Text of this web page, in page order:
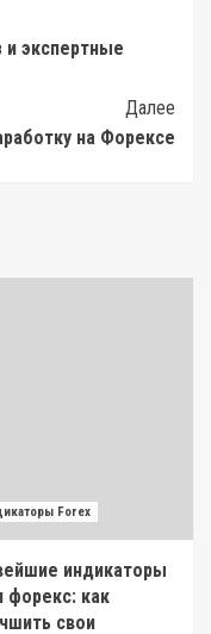
и экспертные
Далее
на Форексе
Forex
индикаторы
форекс: как
свои